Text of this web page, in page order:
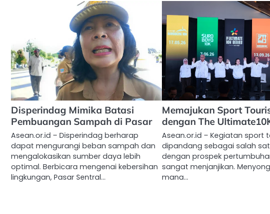
Disperindag Mimika Batasi
Pembuangan Sampah di Pasar
Asean.or.id – Disperindag berharap
dapat mengurangi beban sampah dan
mengalokasikan sumber daya lebih
optimal. Berbicara mengenai kebersihan
lingkungan, Pasar Sentral…
Memajukan Sport
dengan The
Asean.or.id – Kegiatan sport
dipandang sebagai salah
dengan prospek
sangat menjanjikan.
mana…